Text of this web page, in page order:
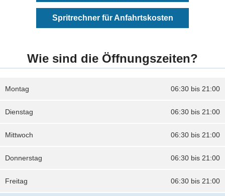
Spritrechner für Anfahrtskosten
Wie sind die Öffnungszeiten?
06:30 bis 21:00
Montag
06:30 bis 21:00
Dienstag
06:30 bis 21:00
Mittwoch
06:30 bis 21:00
Donnerstag
06:30 bis 21:00
Freitag